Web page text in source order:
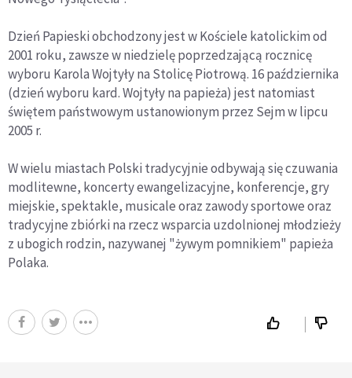
Dzień Papieski obchodzony jest w Kościele katolickim od
2001 roku, zawsze w niedzielę poprzedzającą rocznicę
wyboru Karola Wojtyły na Stolicę Piotrową. 16 października
(dzień wyboru kard. Wojtyły na papieża) jest natomiast
świętem państwowym ustanowionym przez Sejm w lipcu
2005 r.
W wielu miastach Polski tradycyjnie odbywają się czuwania
modlitewne, koncerty ewangelizacyjne, konferencje, gry
miejskie, spektakle, musicale oraz zawody sportowe oraz
tradycyjne zbiórki na rzecz wsparcia uzdolnionej młodzieży
z ubogich rodzin, nazywanej "żywym pomnikiem" papieża
Polaka.